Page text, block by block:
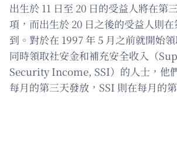
出生於 11 日至 20 日的受益人將在第
項，而出生於 20 日之後的受益人則
到。對於在 1997 年 5 月之前就開始
同時領取社安金和補充安全收入（
Security Income, SSI）的人士，他
每月的第三天發放，SSI 則在每月的